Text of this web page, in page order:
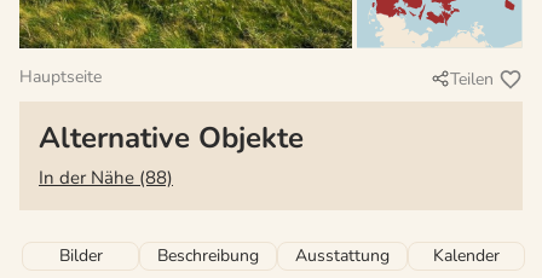
Hauptseite Teilen
Alternative Objekte
In der Nähe (88)
Bilder Beschreibung Ausstattung Kalender